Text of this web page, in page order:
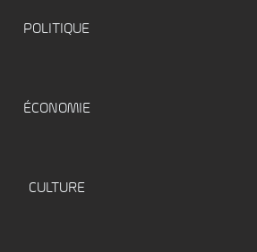
POLITIQUE
ÉCONOMIE
CULTURE